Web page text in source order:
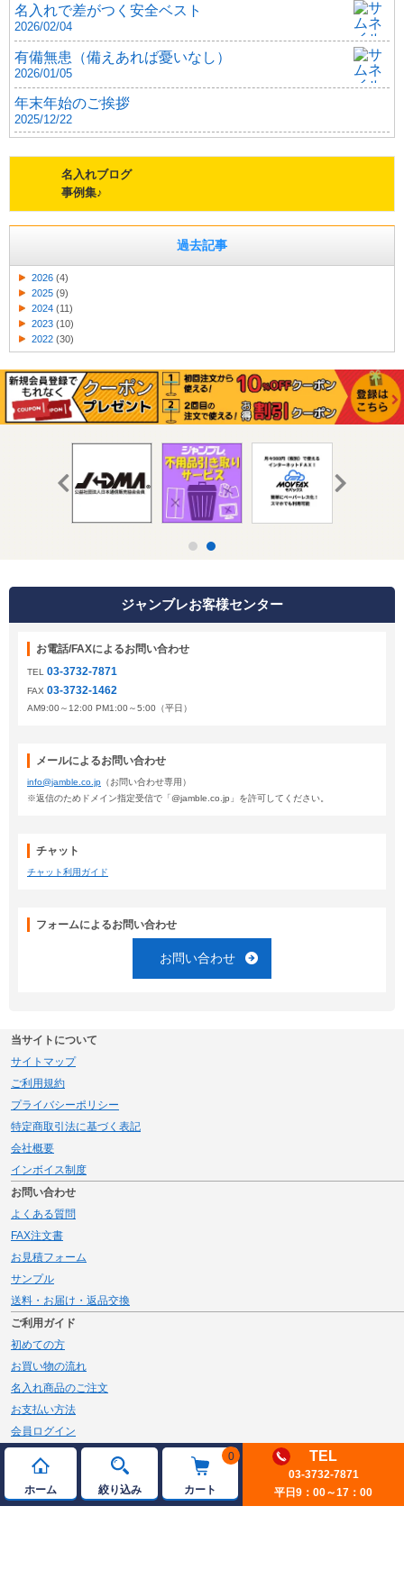
ホーム 絞り込み
0
カート
TEL
03-3732-7871
平日9：00～17：00
名入れで差がつく安全ベスト
2026/02/04
有備無患（備えあれば憂いなし）
2026/01/05
年末年始のご挨拶
2025/12/22
名入れブログ
事例集♪
過去記事
2026 (4)
2025 (9)
2024 (11)
2023 (10)
2022 (30)
ジャンブレお客様センター
お電話/FAXによるお問い合わせ
TEL 03-3732-7871
FAX 03-3732-1462
AM9:00～12:00 PM1:00～5:00（平日）
メールによるお問い合わせ
info@jamble.co.jp （お問い合わせ専用）
※返信のためドメイン指定受信で「@jamble.co.jp」を許可してください。
チャット
チャット利用ガイド
フォームによるお問い合わせ
お問い合わせ
当サイトについて
サイトマップ
ご利用規約
プライバシーポリシー
特定商取引法に基づく表記
会社概要
インボイス制度
お問い合わせ
よくある質問
FAX注文書
お見積フォーム
サンプル
送料・お届け・返品交換
ご利用ガイド
初めての方
お買い物の流れ
名入れ商品のご注文
お支払い方法
会員ログイン
メルマガ登録
新規会員登録
ページトップへ